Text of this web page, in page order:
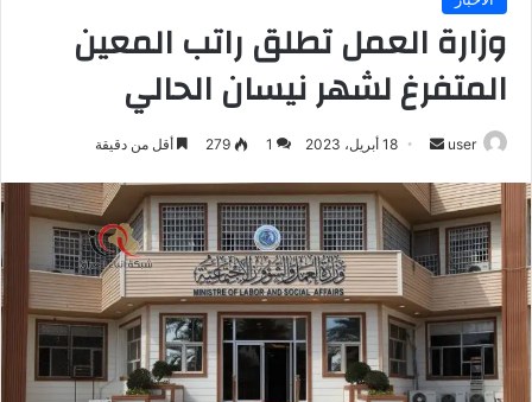
وزارة العمل تطلق راتب المعين
المتفرغ لشهر نيسان الحالي
user
أرسل
إلكترونيا
18 أبريل، 2023 1
279 أقل من دقيقة